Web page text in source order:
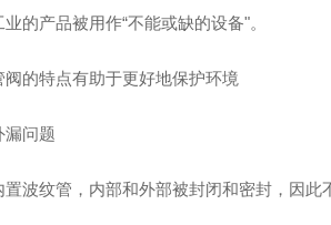
的产品被用作“不能或缺的设备"。
阀的特点有助于更好地保护环境
漏问题
置波纹管，内部和外部被封闭和密封，因此